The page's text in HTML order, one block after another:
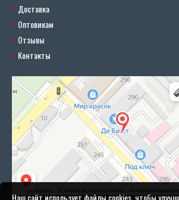
Доставка
Оптовикам
Отзывы
Контакты
Наш сайт использует файлы cookies, чтобы